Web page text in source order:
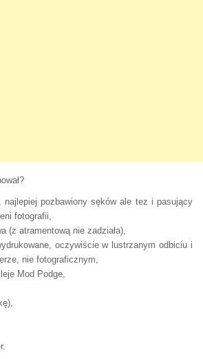
najlepiej pozbawiony sęków ale tez i pasujący
fotografii,
(z atramentową nie zadziała),
oczywiście w lustrzanym odbiciu i
nie fotograficznym,
Mod Podge,